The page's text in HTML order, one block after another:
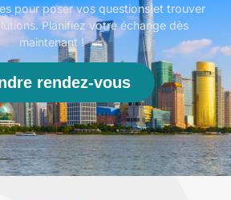
pour poser vos questions et trouver
Planifiez votre échange dès
maintenant !
rendez-vous